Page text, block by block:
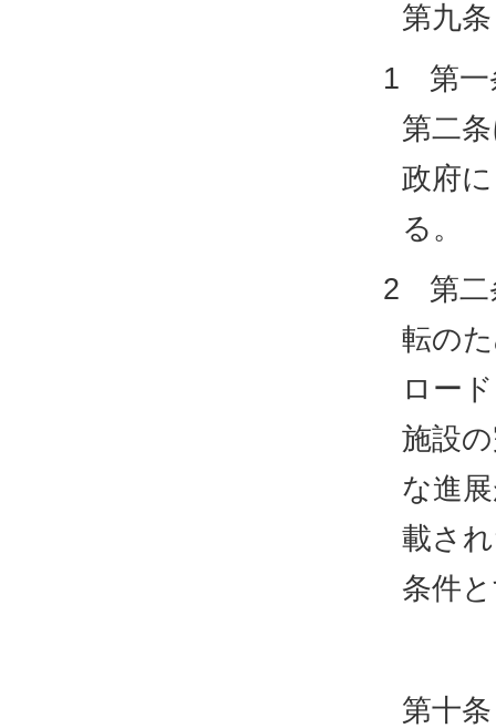
第九条
1 第一
第二
政府
る。
2 第二
転の
ロー
施設
な進
載さ
条件
第十条